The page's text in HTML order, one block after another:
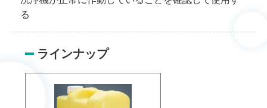
る
ラインナップ